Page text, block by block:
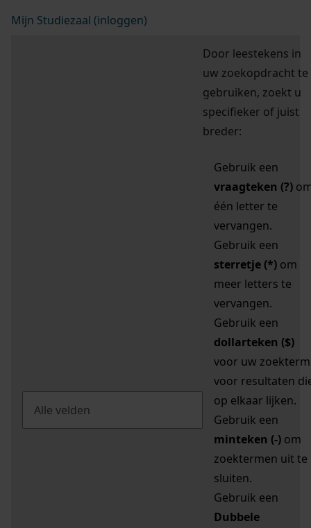
Mijn Studiezaal (inloggen)
Door leestekens in
uw zoekopdracht te
gebruiken, zoekt u
specifieker of juist
breder:
Gebruik een
vraagteken (?)
één letter te
vervangen.
Gebruik een
sterretje (*) om
meer letters te
vervangen.
Gebruik een
dollarteken ($)
voor uw zoekterm
voor resultaten
op elkaar lijken.
Gebruik een
minteken (-) om
zoektermen uit te
sluiten.
Gebruik een
Dubbele